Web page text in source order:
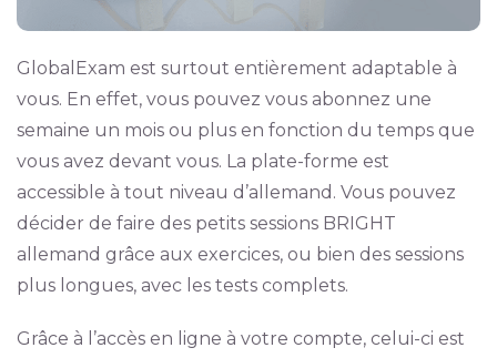
GlobalExam est surtout entièrement adaptable à
vous. En effet, vous pouvez vous abonnez une
semaine un mois ou plus en fonction du temps que
vous avez devant vous. La plate-forme est
accessible à tout niveau d’allemand. Vous pouvez
décider de faire des petits sessions BRIGHT
allemand grâce aux exercices, ou bien des sessions
plus longues, avec les tests complets.
Grâce à l’accès en ligne à votre compte, celui-ci est